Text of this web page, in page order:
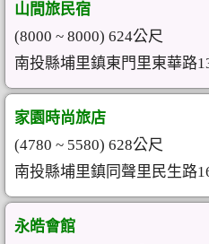
山間旅民宿
(8000 ~ 8000) 624公尺
南投縣埔里鎮東門里東華路
家園時尚旅店
(4780 ~ 5580) 628公尺
南投縣埔里鎮同聲里民生路
永皓會館